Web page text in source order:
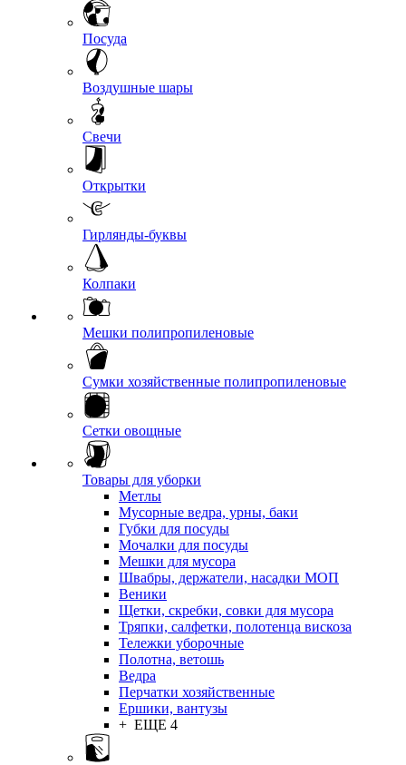
Посуда
Воздушные шары
Свечи
Открытки
Гирлянды-буквы
Колпаки
Мешки полипропиленовые
Сумки хозяйственные полипропиленовые
Сетки овощные
Товары для уборки
Метлы
Мусорные ведра, урны, баки
Губки для посуды
Мочалки для посуды
Мешки для мусора
Швабры, держатели, насадки МОП
Веники
Щетки, скребки, совки для мусора
Тряпки, салфетки, полотенца вискоза
Тележки уборочные
Полотна, ветошь
Ведра
Перчатки хозяйственные
Ершики, вантузы
+ ЕЩЕ 4